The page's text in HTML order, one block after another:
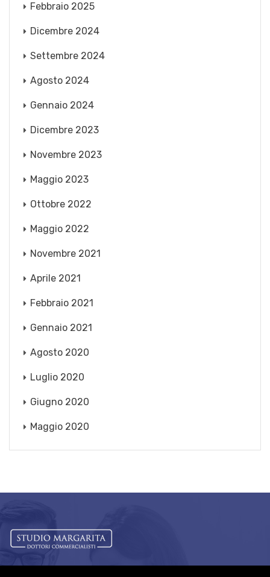
Febbraio 2025
Dicembre 2024
Settembre 2024
Agosto 2024
Gennaio 2024
Dicembre 2023
Novembre 2023
Maggio 2023
Ottobre 2022
Maggio 2022
Novembre 2021
Aprile 2021
Febbraio 2021
Gennaio 2021
Agosto 2020
Luglio 2020
Giugno 2020
Maggio 2020